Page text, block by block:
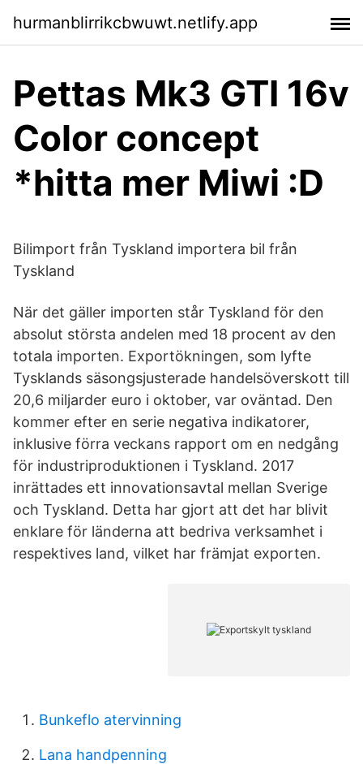
hurmanblirrikcbwuwt.netlify.app
Pettas Mk3 GTI 16v
Color concept
*hitta mer Miwi :D
Bilimport från Tyskland importera bil från
Tyskland
När det gäller importen står Tyskland för den
absolut största andelen med 18 procent av den
totala importen. Exportökningen, som lyfte
Tysklands säsongsjusterade handelsöverskott till
20,6 miljarder euro i oktober, var oväntad. Den
kommer efter en serie negativa indikatorer,
inklusive förra veckans rapport om en nedgång
för industriproduktionen i Tyskland. 2017
inrättades ett innovationsavtal mellan Sverige
och Tyskland. Detta har gjort att det har blivit
enklare för länderna att bedriva verksamhet i
respektives land, vilket har främjat exporten.
Bunkeflo atervinning
Lana handpenning